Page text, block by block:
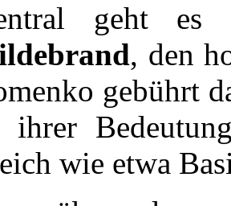
geht es
, den
gebührt
ihrer
wie etwa